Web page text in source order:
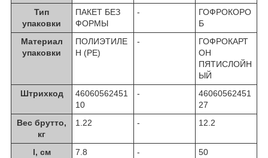
Тип
упаковки
ПАКЕТ БЕЗ
ФОРМЫ
-
ГОФРОКОРО
Б
Материал
упаковки
ПОЛИЭТИЛЕ
Н (PE)
-
ГОФРОКАРТ
ОН
ПЯТИСЛОЙН
ЫЙ
Штрихкод
46060562451
10
-
46060562451
27
Вес брутто,
кг
1.22 - 12.2
l, см 7.8 -
50